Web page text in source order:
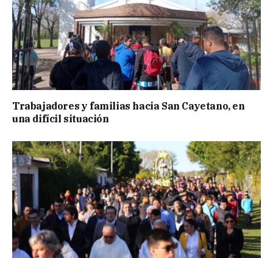
Trabajadores y familias hacia San Cayetano, en
una difícil situación